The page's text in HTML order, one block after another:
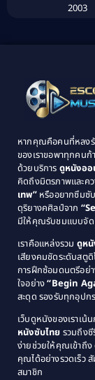
2003
1995
1993
1989
1987
1985
1983
1979
1976
1974
1971
1969
1964
หากคุณคือคนที่หลงรั
ของเราขอพาทุกคน
ด้วยบริการ ดูหนังออ
คิดถึงมิตรภาพและค
เทพ”หรืออยากซึมซั
ดุริยางคศิลป์จาก
มีให้คุณรับชมแบบจัด
เราคือแหล่งรวม ดูห
เสียงคมชัดระดับสตู
การฝึกซ้อมดนตรีอย่
ใจอย่าง“Begin
สะดุด รองรับทุกอุป
เว็บดูหนังของเราเน้
หนังซับไทย รวมถึง
ง่ายช่วยให้คุณเข้าถึง
คุณได้อย่างรวดเร็ว
สมาชิก